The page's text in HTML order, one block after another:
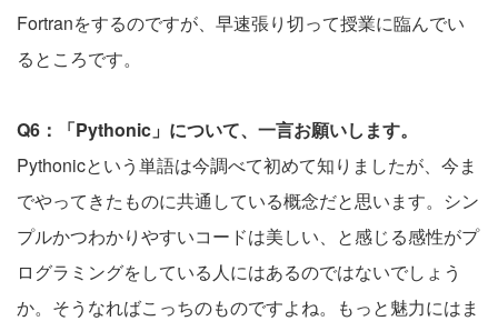
Fortranをするのですが、早速張り切って授業に臨んでい
るところです。
Q6：「Pythonic」について、一言お願いします。
Pythonicという単語は今調べて初めて知りましたが、今ま
でやってきたものに共通している概念だと思います。シン
プルかつわかりやすいコードは美しい、と感じる感性がプ
ログラミングをしている人にはあるのではないでしょう
か。そうなればこっちのものですよね。もっと魅力にはま